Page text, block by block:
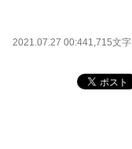
2021.07.27 00:441,715文字